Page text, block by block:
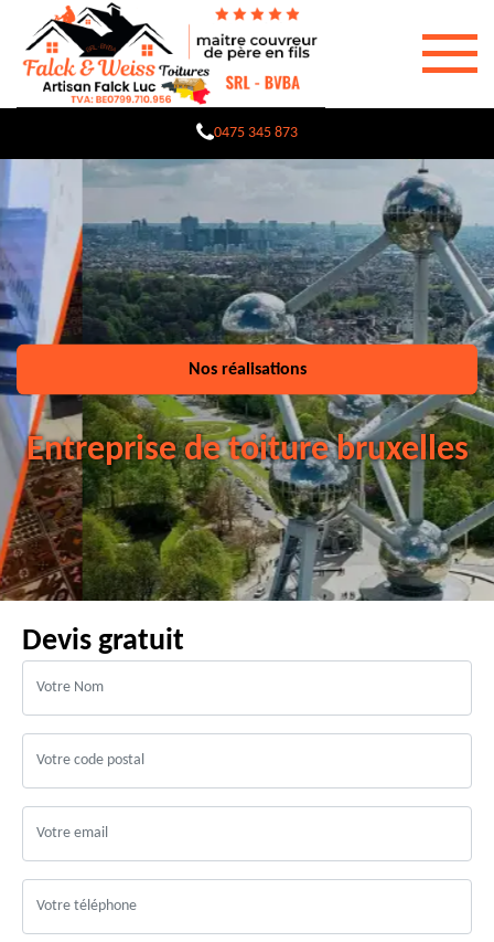
0475 345 873
Nos réalisations
Entreprise de toiture bruxelles
Devis gratuit